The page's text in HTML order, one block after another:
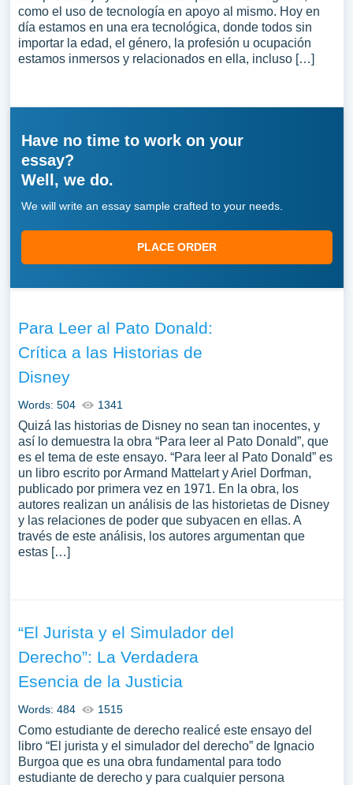
como el uso de tecnología en apoyo al mismo. Hoy en
día estamos en una era tecnológica, donde todos sin
importar la edad, el género, la profesión u ocupación
estamos inmersos y relacionados en ella, incluso […]
Have no time to work on your
essay?
Well, we do.
We will write an essay sample crafted to your needs.
PLACE ORDER
Para Leer al Pato Donald:
Crítica a las Historias de
Disney
Words: 504 1341
Quizá las historias de Disney no sean tan inocentes, y
así lo demuestra la obra “Para leer al Pato Donald”, que
es el tema de este ensayo. “Para leer al Pato Donald” es
un libro escrito por Armand Mattelart y Ariel Dorfman,
publicado por primera vez en 1971. En la obra, los
autores realizan un análisis de las historietas de Disney
y las relaciones de poder que subyacen en ellas. A
través de este análisis, los autores argumentan que
estas […]
“El Jurista y el Simulador del
Derecho”: La Verdadera
Esencia de la Justicia
Words: 484 1515
Como estudiante de derecho realicé este ensayo del
libro “El jurista y el simulador del derecho” de Ignacio
Burgoa que es una obra fundamental para todo
estudiante de derecho y para cualquier persona